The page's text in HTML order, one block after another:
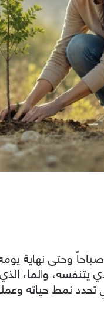
وحتى نهاية
يتنفسه، والماء
نمط حياته